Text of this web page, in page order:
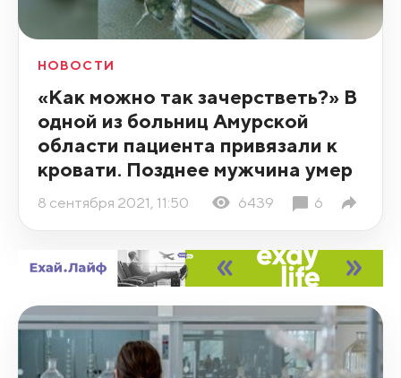
НОВОСТИ
«Как можно так зачерстветь?» В
одной из больниц Амурской
области пациента привязали к
кровати. Позднее мужчина умер
8 сентября 2021, 11:50 6439 6